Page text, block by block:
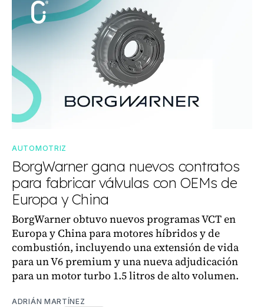
AUTOMOTRIZ
BorgWarner gana nuevos contratos
para fabricar válvulas con OEMs de
Europa y China
BorgWarner obtuvo nuevos programas VCT en
Europa y China para motores híbridos y de
combustión, incluyendo una extensión de vida
para un V6 premium y una nueva adjudicación
para un motor turbo 1.5 litros de alto volumen.
ADRIÁN MARTÍNEZ